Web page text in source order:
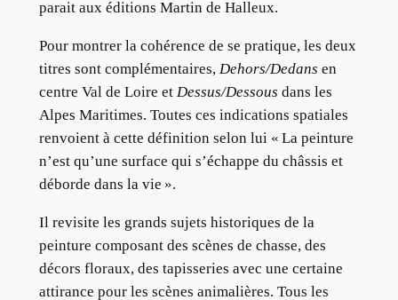
parait aux éditions Martin de Halleux.
Pour montrer la cohérence de se pratique, les deux
titres sont complémentaires, Dehors/Dedans en
centre Val de Loire et Dessus/Dessous dans les
Alpes Maritimes. Toutes ces indications spatiales
renvoient à cette définition selon lui « La peinture
n’est qu’une surface qui s’échappe du châssis et
déborde dans la vie ».
Il revisite les grands sujets historiques de la
peinture composant des scènes de chasse, des
décors floraux, des tapisseries avec une certaine
attirance pour les scènes animalières. Tous les